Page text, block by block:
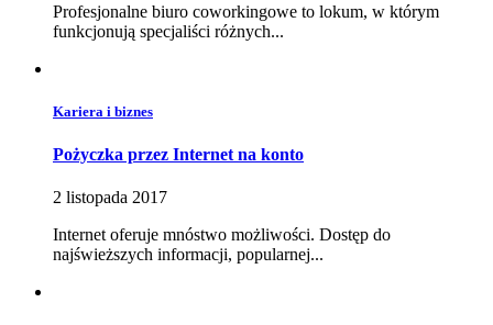
Profesjonalne biuro coworkingowe to lokum, w którym
funkcjonują specjaliści różnych...
Kariera i biznes
Pożyczka przez Internet na konto
2 listopada 2017
Internet oferuje mnóstwo możliwości. Dostęp do
najświeższych informacji, popularnej...